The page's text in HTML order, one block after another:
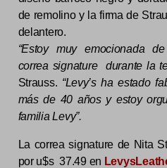
de remolino y la firma de
delantero.
“Estoy muy emocionada
correa signature durante la
Strauss. “Levy’s ha estado
más de 40 años y estoy
familia Levy”.
La correa signature de Nita
por u$s 37.49 en